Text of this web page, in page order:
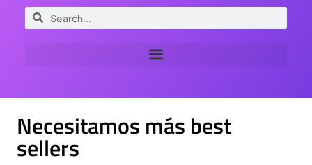
Necesitamos más best
sellers